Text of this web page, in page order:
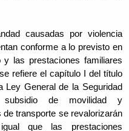
causadas por violencia
conforme a lo previsto en
las prestaciones familiares
refiere el capítulo I del título
Ley General de la Seguridad
de movilidad y
transporte se revalorizarán
que las prestaciones